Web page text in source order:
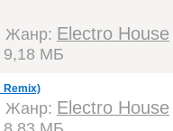
Жанр: Electro House
9,18 МБ
Remix)
Жанр: Electro House